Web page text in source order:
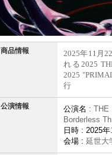
商品情報
2025年11月
れる2025
2025
行
公演情報 公演名 : THE
Borderless
日時 : 2025年
会場 : 延世大